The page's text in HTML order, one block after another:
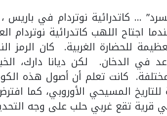
… كاتدرائية نوتردام في
اللهب كاتدرائية نوتردام
للحضارة الغربية. كان الرمز
في الدخان. لكن ديانا دارك،
كانت تعلم أن أصول هذه
المسيحي الأوروبي، كما
قرية تقع غربي حلب على وجه